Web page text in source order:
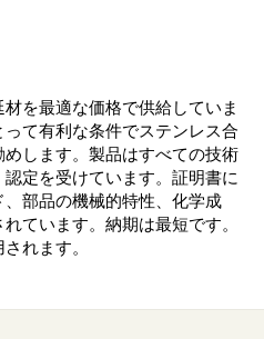
材を最適な価格で供給していま
て有利な条件でステンレス合
します。製品はすべての技術
定を受けています。証明書に
部品の機械的特性、化学成
ています。納期は最短です。
れます。